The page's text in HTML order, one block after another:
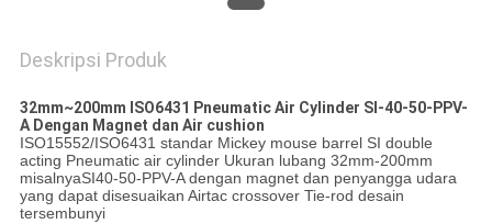
Deskripsi Produk
32mm~200mm ISO6431 Pneumatic Air Cylinder SI-40-50-PPV-
A Dengan Magnet dan Air cushion
ISO15552/ISO6431 standar Mickey mouse barrel SI double
acting Pneumatic air cylinder Ukuran lubang 32mm-200mm
misalnyaSI40-50-PPV-A dengan magnet dan penyangga udara
yang dapat disesuaikan Airtac crossover Tie-rod desain
tersembunyi